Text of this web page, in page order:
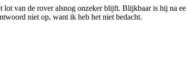
lot van de rover alsnog onzeker blijft. Blijkbaar is hij na
niet op, want ik heb het niet bedacht.